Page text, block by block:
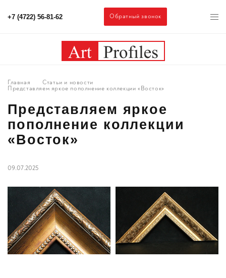
+7 (4722) 56-81-62 Обратный звонок
Главная
Статьи и новости
Представляем яркое пополнение коллекции «Восток»
Представляем яркое
пополнение коллекции
«Восток»
09.07.2025